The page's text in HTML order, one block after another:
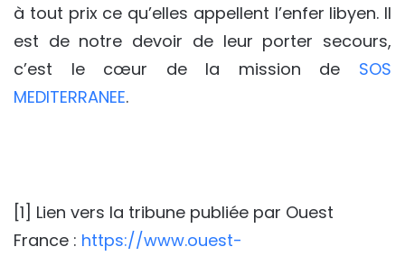
à tout prix ce qu’elles appellent l’enfer libyen. Il
est de notre devoir de leur porter secours,
c’est le cœur de la mission de SOS
MEDITERRANEE.
[1] Lien vers la tribune publiée par Ouest
France : https://www.ouest-